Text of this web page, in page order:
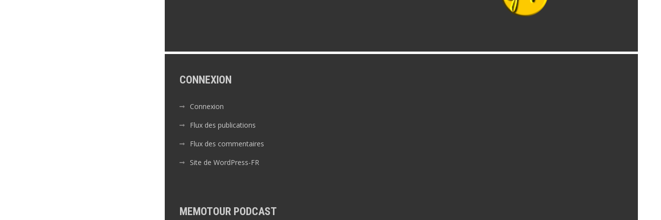
CONNEXION
Connexion
Flux des publications
Flux des commentaires
Site de WordPress-FR
MEMOTOUR PODCAST